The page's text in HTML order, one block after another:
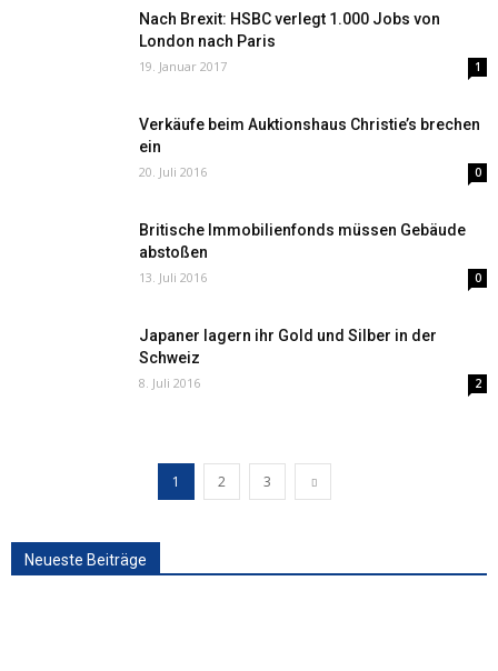
Nach Brexit: HSBC verlegt 1.000 Jobs von
London nach Paris
19. Januar 2017 1
Verkäufe beim Auktionshaus Christie’s brechen
ein
20. Juli 2016 0
Britische Immobilienfonds müssen Gebäude
abstoßen
13. Juli 2016 0
Japaner lagern ihr Gold und Silber in der
Schweiz
8. Juli 2016 2
1 2 3
Neueste Beiträge